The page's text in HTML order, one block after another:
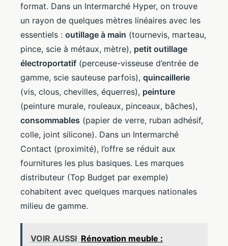
format. Dans un Intermarché Hyper, on trouve
un rayon de quelques mètres linéaires avec les
essentiels : outillage à main (tournevis, marteau,
pince, scie à métaux, mètre), petit outillage
électroportatif (perceuse-visseuse d’entrée de
gamme, scie sauteuse parfois), quincaillerie
(vis, clous, chevilles, équerres), peinture
(peinture murale, rouleaux, pinceaux, bâches),
consommables (papier de verre, ruban adhésif,
colle, joint silicone). Dans un Intermarché
Contact (proximité), l’offre se réduit aux
fournitures les plus basiques. Les marques
distributeur (Top Budget par exemple)
cohabitent avec quelques marques nationales
milieu de gamme.
VOIR AUSSI Rénovation meuble :